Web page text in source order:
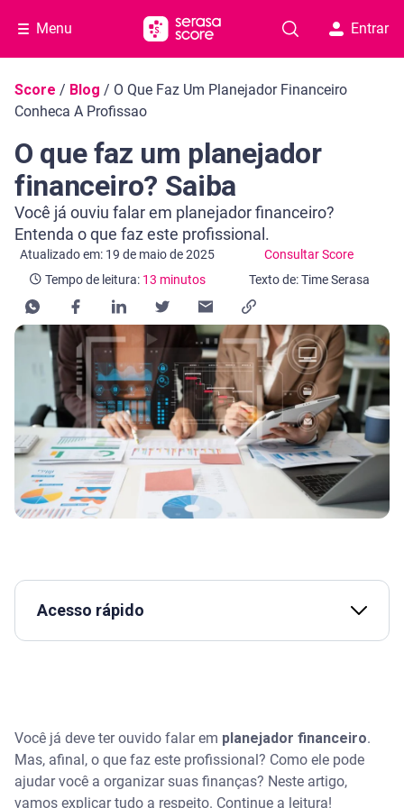
Menu Entrar
Navegação do blog
Score / Blog / O Que Faz Um Planejador Financeiro
Conheca A Profissao
O que faz um planejador
financeiro? Saiba
Você já ouviu falar em planejador financeiro?
Entenda o que faz este profissional.
Atualizado em: 19 de maio de 2025 Consultar Score
Categoria Consultar Score
Tempo de leitura: 13 minutos
Tempo de leitura: 13 minutos
Texto de: Time Serasa
Acesso rápido
papel?
Como o planejador financeiro atua na prática?
Você já deve ter ouvido falar em planejador financeiro.
Mas, afinal, o que faz este profissional? Como ele pode
ajudar você a organizar suas finanças? Neste artigo,
vamos explicar tudo a respeito. Continue a leitura!